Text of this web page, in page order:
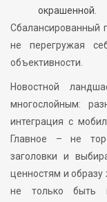
окрашенной.
Сбалансированный
не перегружая
объективности.
Новостной
многослойным:
интеграция с
Главное – не
заголовки и
ценностям и образу
не только быть